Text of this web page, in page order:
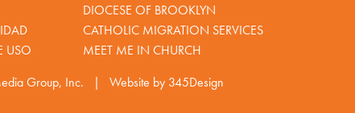
USO
DIOCESE OF BROOKLYN
CATHOLIC MIGRATION SERVICES
MEET ME IN CHURCH
Group, Inc. | Website by 345Design